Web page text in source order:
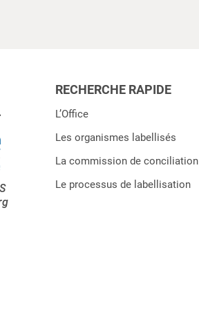
RECHERCHE RAPIDE
L’Office
Les organismes labellisés
La commission de conciliation
Le processus de labellisation